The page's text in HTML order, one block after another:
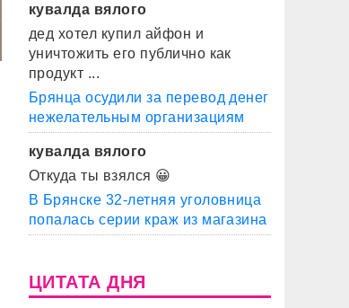
кувалда вялого
дед хотел купил айфон и
уничтожить его публично как
продукт ...
Брянца осудили за перевод денег
нежелательным организациям
кувалда вялого
Откуда ты взялся 😀
В Брянске 32-летняя уголовница
попалась серии краж из магазина
ЦИТАТА ДНЯ